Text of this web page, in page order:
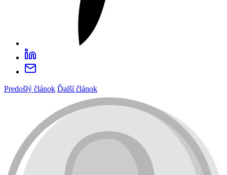
Predošlý článok Ďalší článok